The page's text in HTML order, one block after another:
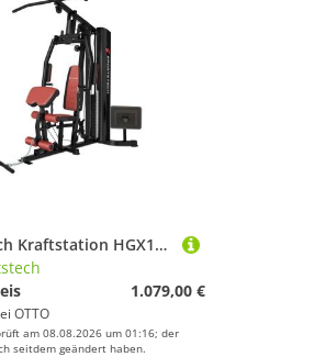
Sportstech Kraftstation HGX150, 14 Gewichtsblöcke, 60+ Übungsvarianten, Hochwertige, extrem stabile Konstruktion
1.079,00 €
OTTO
am 08.08.2026 um 01:16; der
seitdem geändert haben.